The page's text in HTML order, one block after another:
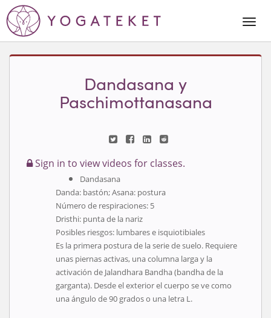
Dandasana y
Paschimottanasana
Sign in to view videos for classes.
Dandasana
Danda: bastón;Asana: postura
Número de respiraciones: 5
Dristhi: punta de la nariz
Posibles riesgos: lumbares e isquiotibiales
Es la primera postura de la serie de suelo. Requiere
unas piernas activas, una columna larga y la
activación de Jalandhara Bandha(bandha de la
garganta). Desde el exterior el cuerpo se ve como
una ángulo de 90 grados o una letra L.